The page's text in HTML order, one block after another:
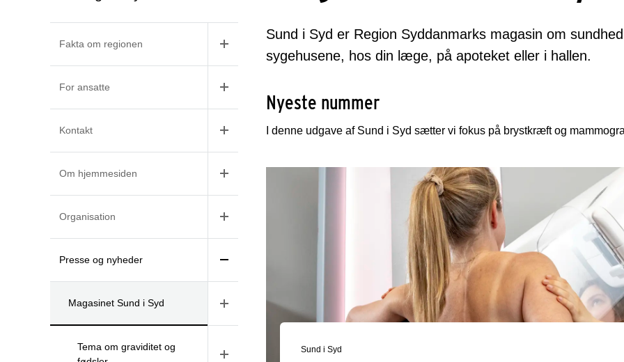
Fakta om regionen
For ansatte
Kontakt
Om hjemmesiden
Organisation
Presse og nyheder
Magasinet Sund i Syd
Tema om graviditet og
Sund i Syd er Region Syddanmarks magasin om
sygehusene, hos din læge, på apoteket eller i hallen.
Nyeste nummer
I denne udgave af Sund i Syd sætter vi fokus på brystkræft og
Sund i Syd